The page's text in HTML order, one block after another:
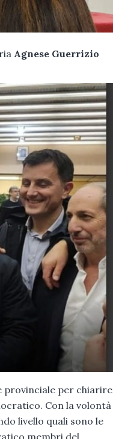
Agnese Guerrizio
provinciale per chiarire
Con la volontà
livello quali sono le